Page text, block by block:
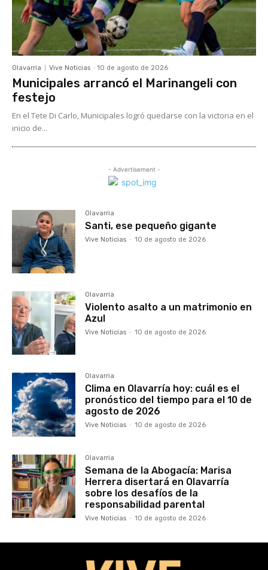
Olavarria Vive Noticias - 10 de agosto de 2026
Municipales arrancó el Marinangeli con
festejo
En el Tete Di Carlo, Municipales logró quedarse con la victoria en el
inicio de...
- Advertisement -
Olavarria
Santi, ese pequeño gigante
Vive Noticias - 10 de agosto de 2026
Olavarria
Violento asalto a un matrimonio en
Azul
Vive Noticias - 10 de agosto de 2026
Olavarria
Clima en Olavarría hoy: cuál es el
pronóstico del tiempo para el 10 de
agosto de 2026
Vive Noticias - 10 de agosto de 2026
Olavarria
Semana de la Abogacía: Marisa
Herrera disertará en Olavarría
sobre los desafíos de la
responsabilidad parental
Vive Noticias - 10 de agosto de 2026